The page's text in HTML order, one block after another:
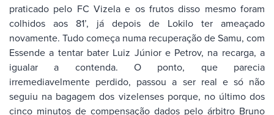
praticado pelo FC Vizela e os frutos disso mesmo foram
colhidos aos 81’, já depois de Lokilo ter ameaçado
novamente. Tudo começa numa recuperação de Samu, com
Essende a tentar bater Luiz Júnior e Petrov, na recarga, a
igualar a contenda. O ponto, que parecia
irremediavelmente perdido, passou a ser real e só não
seguiu na bagagem dos vizelenses porque, no último dos
cinco minutos de compensação dados pelo árbitro Bruno